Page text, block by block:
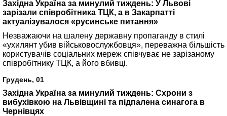
Західна Україна за минулий тиждень: У Львові
зарізали співробітника ТЦК, а в Закарпатті
актуалізувалося «русинське питання»
Незважаючи на шалену державну пропаганду в стилі
«ухилянт убив військовослужбовця», переважна більшість
користувачів соціальних мереж співчуває не зарізаному
співробітнику ТЦК, а його вбивці.
Грудень, 01
Західна Україна за минулий тиждень: Схрони з
вибухівкою на Львівщині та підпалена синагога в
Чернівцях